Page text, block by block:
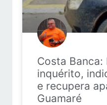
Costa
inquérito,
e recupera
Guamaré